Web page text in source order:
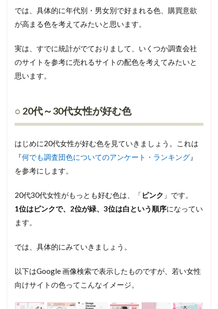
では、具体的に年代別・男女別で好まれる色、購買意欲
が高まる色を考えてみたいと思います。
実は、すでに統計がでておりまして、いくつか調査会社
のサイトを参考に売れるサイトの配色を考えてみたいと
思います。
○ 20代～30代女性が好む色
はじめに20代女性が好む色を見ていきましょう。これは
『何でも調査団色についてのアンケート・ランキング 』
を参考にします。
20代30代女性がもっとも好む色は、「ピンク 」です。
1位はピンクで、2位が緑、3位は白という順序になってい
ます。
では、具体的にみていきましょう。
以下はGoogle 画像検索で表示したものですが、若い女性
向けサイトの色ってこんなイメージ。